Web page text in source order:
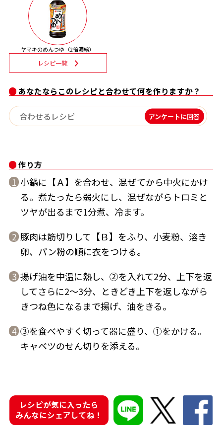
新鮮一番 『氷熟®』
『踊り節』
鰹節屋の
おすすめサイト
ヤマキのめんつゆ（2倍濃縮）
レシピ一覧
あなたならこのレシピと合わせて何を作りますか？
アンケートに回答
作り方
1 小鍋に【Ａ】を合わせ、混ぜてから中火にかけ
る。煮たったら弱火にし、混ぜながらトロミと
ツヤが出るまで1分煮、冷ます。
2 豚肉は筋切りして【Ｂ】をふり、小麦粉、溶き
卵、パン粉の順に衣をつける。
3 揚げ油を中温に熱し、②を入れて2分、上下を返
してさらに2～3分、ときどき上下を返しながら
きつね色になるまで揚げ、油をきる。
4 ③を食べやすく切って器に盛り、①をかける。
キャベツのせん切りを添える。
レシピが気に入ったら
みんなにシェアしてね！